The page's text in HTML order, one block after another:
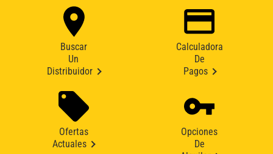
Buscar
Un
Distribuidor
Calculadora
De
Pagos
Ofertas
Actuales
Opciones
De